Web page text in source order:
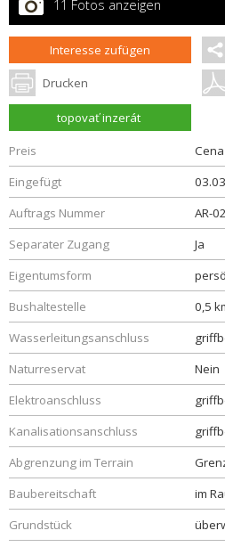
11 Fotos anzeigen
Interesse zufügen
Drucken
topovať inzerát
Preis
Eingefügt
Auftrags Nummer
AR-
Separater Zugang
Ja
Eigentumsform
Bushaltestelle
0,5
Wasserleitungsanschluss
Naturreservat
Nein
Elektroanschluss
Kanalisationsanschluss
Abgrenzung im Terrain
Baubereitschaft
im
Grundstück